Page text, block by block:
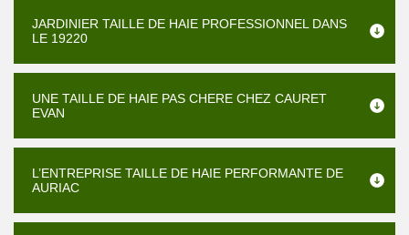
JARDINIER TAILLE DE HAIE PROFESSIONNEL DANS
LE 19220
UNE TAILLE DE HAIE PAS CHERE CHEZ CAURET
EVAN
L’ENTREPRISE TAILLE DE HAIE PERFORMANTE DE
AURIAC